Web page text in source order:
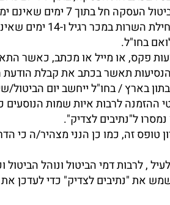
הפרטים, לפי המאוחר, אלא
18 ימים שאינם ימי
בחו"ל.
פקס, או מייל או מכתב, כאשר
תאשר בכתב את קבלת הודעת
בארץ / בחו"ל ייחשב יום הביטול/
ההזמנה לרבות איות שמות
ל"נתיבים לצדיק".
טופס זה, כמו כן הנני מצהיר/ה כי
את "נתיבים לצדיק" כדי לעדכן